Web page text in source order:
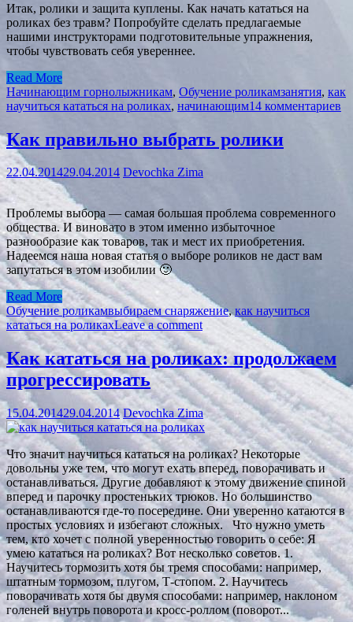
Итак, ролики и защита куплены. Как начать кататься на
роликах без травм? Попробуйте сделать предлагаемые
нашими инструкторами подготовительные упражнения,
чтобы чувствовать себя увереннее.
Read More
Начинающим горнолыжникам, Обучение роликамзанятия, как
научиться кататься на роликах, начинающим14 комментариев
Как правильно выбрать ролики
22.04.201429.04.2014 Devochka Zima
Проблемы выбора — самая большая проблема современного
общества. И виновато в этом именно избыточное
разнообразие как товаров, так и мест их приобретения.
Надеемся наша новая статья о выборе роликов не даст вам
запутаться в этом изобилии 🙂
Read More
Обучение роликамвыбираем снаряжение,как научиться
кататься на роликахLeave a comment
Как кататься на роликах: продолжаем
прогрессировать
15.04.201429.04.2014 Devochka Zima
Что значит научиться кататься на роликах? Некоторые
довольны уже тем, что могут ехать вперед, поворачивать и
останавливаться. Другие добавляют к этому движение спиной
вперед и парочку простеньких трюков. Но большинство
останавливаются где-то посередине. Они уверенно катаются в
простых условиях и избегают сложных. Что нужно уметь
тем, кто хочет с полной уверенностью говорить о себе: Я
умею кататься на роликах? Вот несколько советов. 1.
Научитесь тормозить хотя бы тремя способами: например,
штатным тормозом, плугом, Т-стопом. 2. Научитесь
поворачивать хотя бы двумя способами: например, наклоном
голеней внутрь поворота и кросс-роллом (поворот...